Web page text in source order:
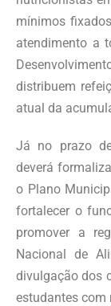
mínimos
atendimento a
distribuem
atual da
Já no prazo
deverá
o Plano
fortalecer o
promover a
Nacional de
divulgação dos
estudantes com